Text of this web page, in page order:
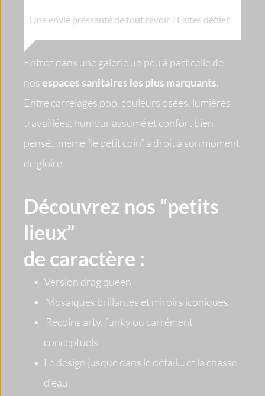
Une envie pressante de tout revoir ? Faites défiler
Entrez dans une galerie un peu à part celle de
nos espaces sanitaires les plus marquants.
Entre carrelages pop, couleurs osées, lumières
travaillées, humour assumé et confort bien
pensé…même “le petit coin” a droit à son moment
de gloire.
Découvrez nos “petits
lieux”
de caractère :
Version drag queen
Mosaïques brillantes et miroirs iconiques
Recoins arty, funky ou carrément
conceptuels
Le design jusque dans le détail… et la chasse
d’eau.